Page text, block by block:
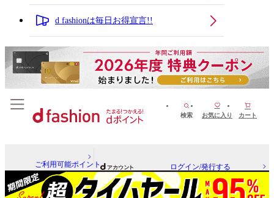
d fashionは毎日お得宣言!!
検索 お気に入り カート
ご利用可能ポイント ログイン/発行する